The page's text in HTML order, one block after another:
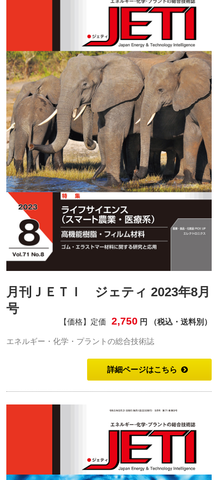
月刊ＪＥＴＩ ジェティ 2023年8月
号
【価格】定価 2,750 円 （税込・送料別）
エネルギー・化学・プラントの総合技術誌
詳細ページはこちら